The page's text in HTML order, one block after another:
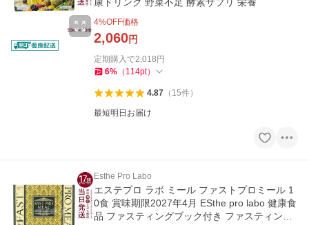
4%OFF価格
2,060円
定期購入で2,018 円
6% （ 114pt）
4.87（ 15件）
最短明日お届け
Esthe Pro Labo
エステプロ ラボ ミール ファストプロミール 1
0食 賞味期限2027年4月 ESthe pro labo 健康食
品 ファスティングブック付き ファスティング